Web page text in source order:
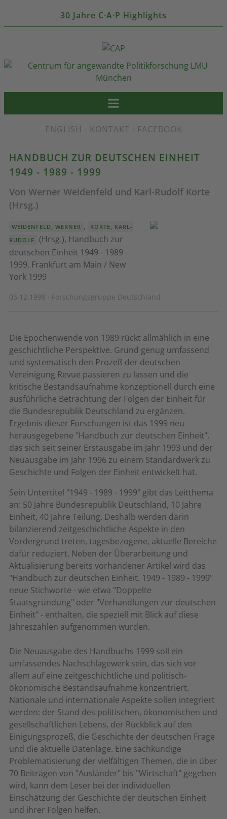
30 Jahre C·A·P Highlights
ENGLISH · KONTAKT · FACEBOOK
HANDBUCH ZUR DEUTSCHEN EINHEIT
1949 - 1989 - 1999
Von Werner Weidenfeld und Karl-Rudolf Korte
(Hrsg.)
WEIDENFELD, WERNER ,
KORTE, KARL-
RUDOLF
(Hrsg.), Handbuch zur
deutschen Einheit 1949 - 1989 -
1999, Frankfurt am Main / New
York 1999
05.12.1999 · Forschungsgruppe Deutschland
Die Epochenwende von 1989 rückt allmählich in eine
geschichtliche Perspektive. Grund genug umfassend
und systematisch den Prozeß der deutschen
Vereinigung Revue passieren zu lassen und die
kritische Bestandsaufnahme konzeptionell durch eine
ausführliche Betrachtung der Folgen der Einheit für
die Bundesrepublik Deutschland zu ergänzen.
Ergebnis dieser Forschungen ist das 1999 neu
herausgegebene "Handbuch zur deutschen Einheit",
das sich seit seiner Erstausgabe im Jahr 1993 und der
Neuausgabe im Jahr 1996 zu einem Standardwerk zu
Geschichte und Folgen der Einheit entwickelt hat.
Sein Untertitel "1949 - 1989 - 1999" gibt das Leitthema
an: 50 Jahre Bundesrepublik Deutschland, 10 Jahre
Einheit, 40 Jahre Teilung. Deshalb werden darin
bilanzierend zeitgeschichtliche Aspekte in den
Vordergrund treten, tagesbezogene, aktuelle Bereiche
dafür reduziert. Neben der Überarbeitung und
Aktualisierung bereits vorhandener Artikel wird das
"Handbuch zur deutschen Einheit. 1949 - 1989 - 1999"
neue Stichworte - wie etwa "Doppelte
Staatsgründung" oder "Verhandlungen zur deutschen
Einheit" - enthalten, die speziell mit Blick auf diese
Jahreszahlen aufgenommen wurden.
Die Neuausgabe des Handbuchs 1999 soll ein
umfassendes Nachschlagewerk sein, das sich vor
allem auf eine zeitgeschichtliche und politisch-
ökonomische Bestandsaufnahme konzentriert.
Nationale und internationale Aspekte sollen integriert
werden: der Stand des politischen, ökonomischen und
gesellschaftlichen Lebens, der Rückblick auf den
Einigungsprozeß, die Geschichte der deutschen Frage
und die aktuelle Datenlage. Eine sachkundige
Problematisierung der vielfältigen Themen, die in über
70 Beiträgen von "Ausländer" bis "Wirtschaft" gegeben
wird, kann dem Leser bei der individuellen
Einschätzung der Geschichte der deutschen Einheit
und ihrer Folgen helfen.